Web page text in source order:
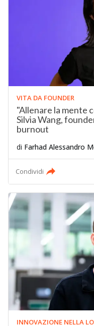
VITA DA FOUNDER
"Allenare la mente
Silvia Wang,
burnout
di Farhad Alessandro
Condividi
INNOVAZIONE NELLA